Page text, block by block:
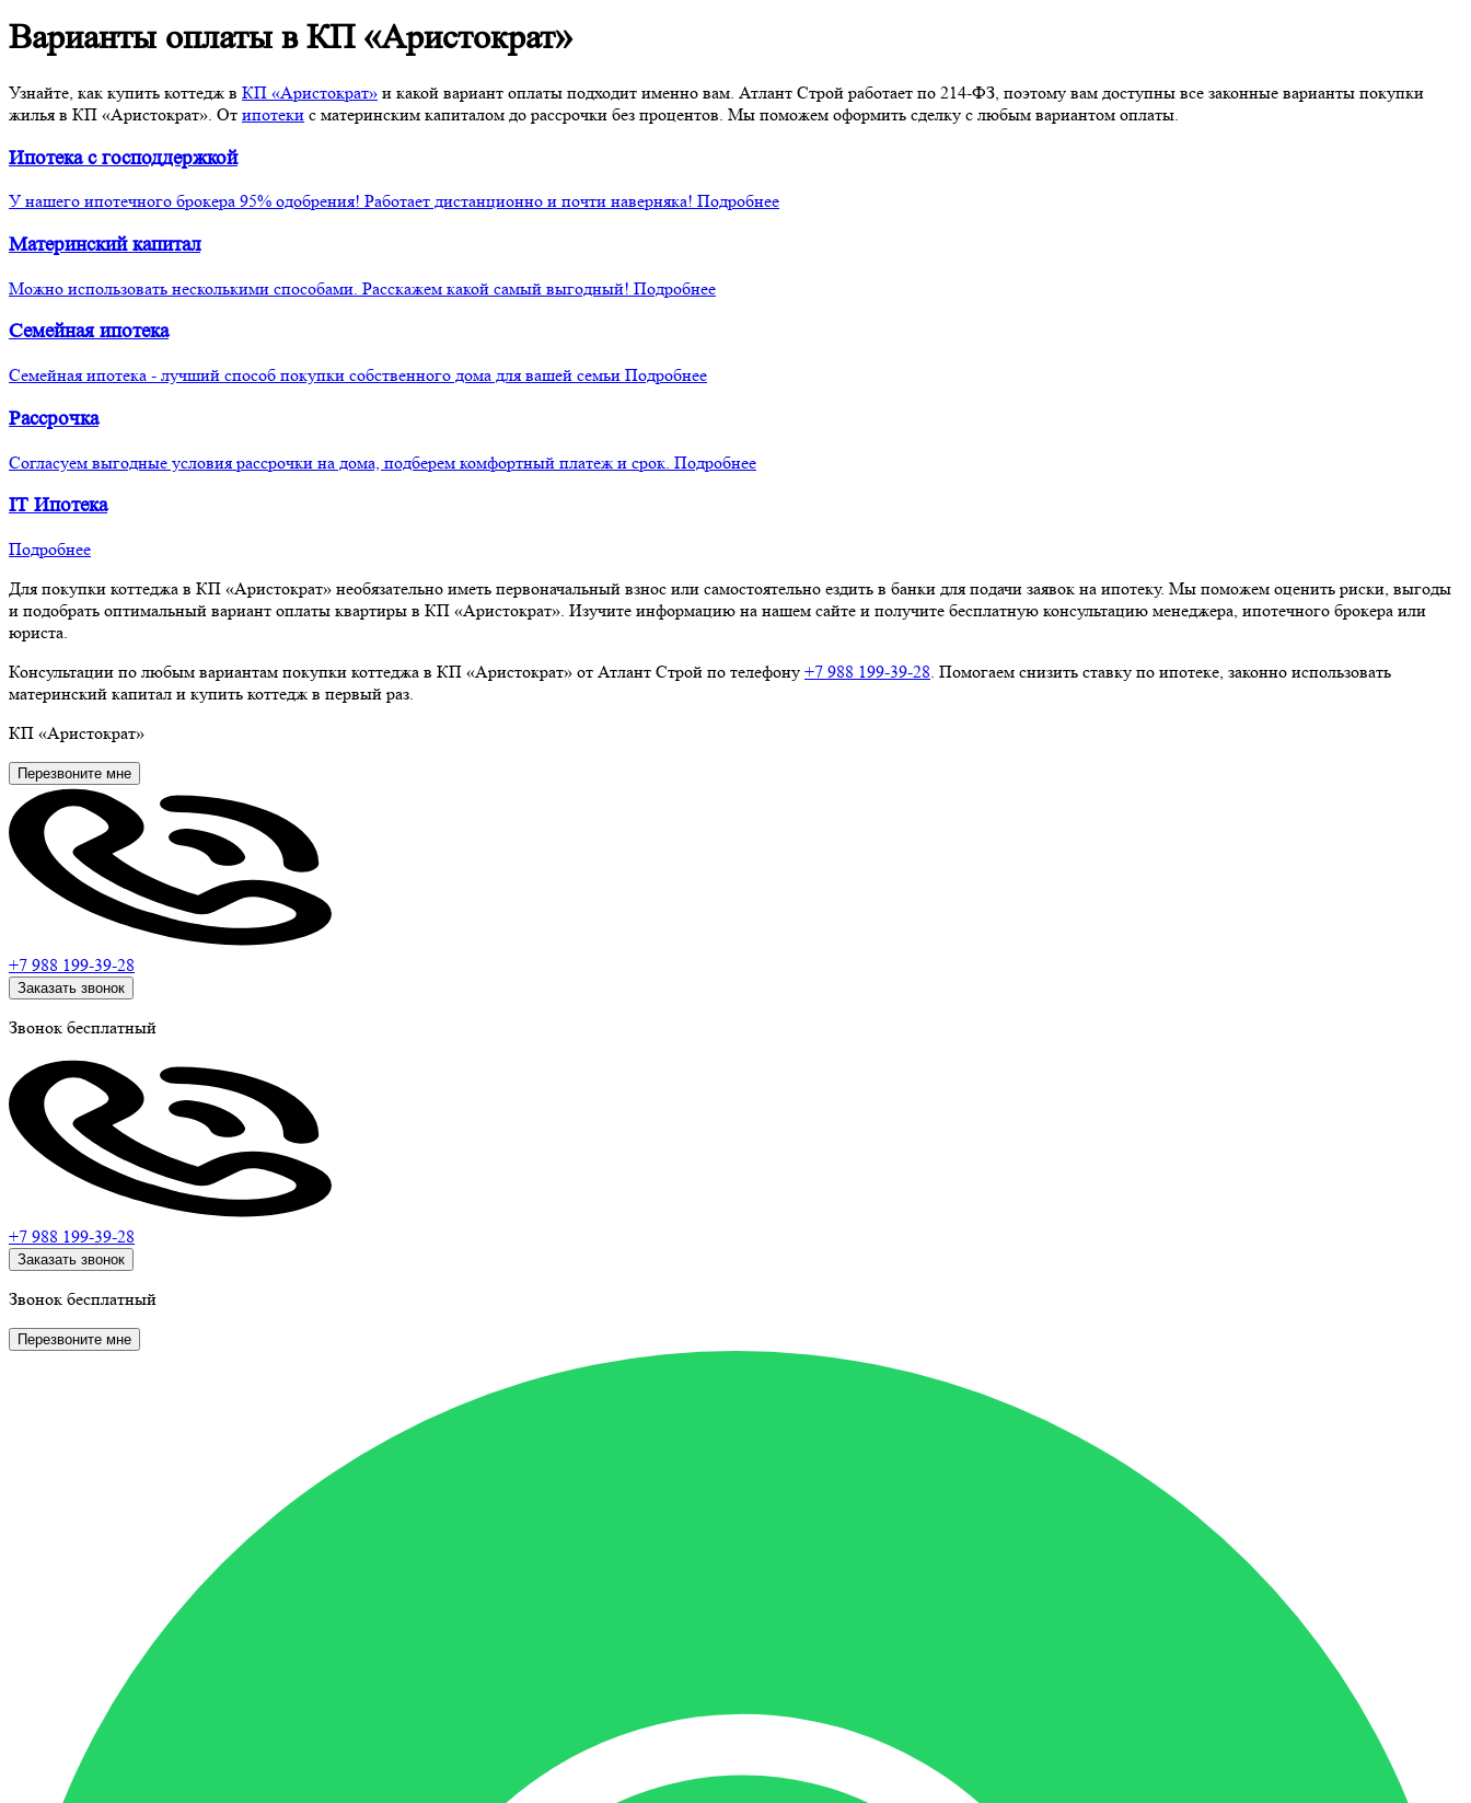
Варианты оплаты вКП «Аристократ»
Узнайте, как купить коттедж в КП «Аристократ» и какой вариант оплаты подходит именно вам. Атлант Строй работает по 214-ФЗ, поэтому вам доступны все законные варианты покупки
жилья в КП «Аристократ». От ипотеки с материнским капиталом до рассрочки без процентов. Мы поможем оформить сделку с любым вариантом оплаты.
Ипотекас господдержкой
У нашего ипотечного брокера 95% одобрения! Работает дистанционно и почти наверняка! Подробнее
Материнскийкапитал
Можно использовать несколькими способами. Расскажем какой самый выгодный! Подробнее
Семейная ипотека
Семейная ипотека - лучший способ покупки собственного дома для вашей семьи Подробнее
Рассрочка
Согласуем выгодные условия рассрочки на дома, подберем комфортный платеж и срок. Подробнее
IT Ипотека
Подробнее
Для покупки коттеджа в КП «Аристократ» необязательно иметь первоначальный взнос или самостоятельно ездить в банки для подачи заявок на ипотеку. Мы поможем оценить риски, выгоды
и подобрать оптимальный вариант оплаты квартиры в КП «Аристократ». Изучите информацию на нашем сайте и получите бесплатную консультацию менеджера, ипотечного брокера или
юриста.
Консультации по любым вариантам покупки коттеджа в КП «Аристократ» от Атлант Строй по телефону +7 988 199‑39‑28. Помогаем снизить ставку по ипотеке, законно использовать
материнский капитал и купить коттедж в первый раз.
КП «Аристократ»
Перезвоните мне
+7 988 199-39-28
Заказать звонок
Звонок бесплатный
+7 988 199-39-28
Заказать звонок
Звонок бесплатный
Перезвоните мне